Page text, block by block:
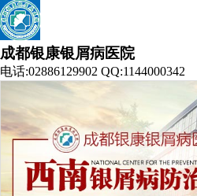
成都银康银屑病医院
电话:02886129902 QQ:1144000342